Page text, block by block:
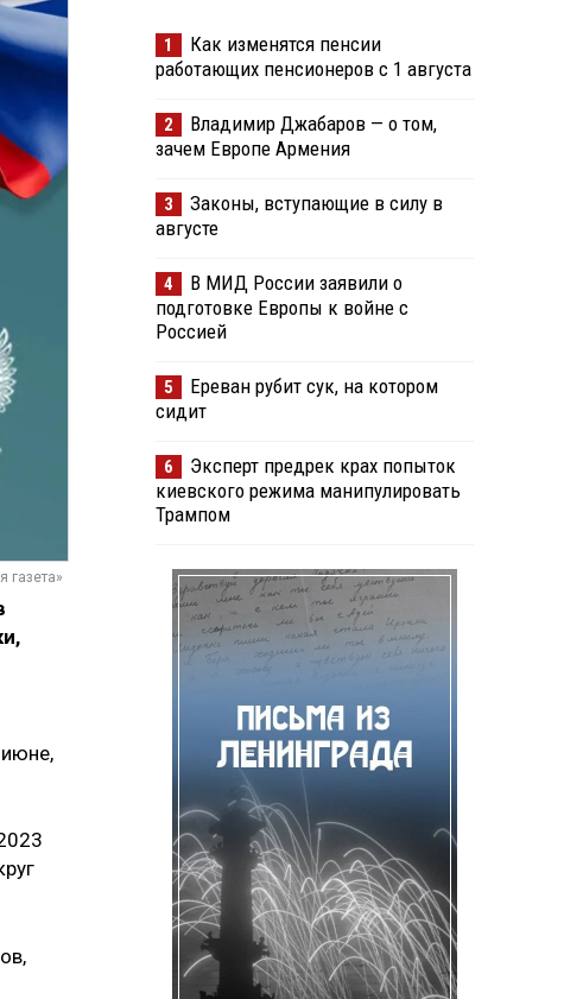
газета»
1
Как изменятся пенсии
работающих пенсионеров с 1 августа
2
Владимир Джабаров — о том,
зачем Европе Армения
3
Законы, вступающие в силу в
августе
4
В МИД России заявили о
подготовке Европы к войне с
Россией
5
Ереван рубит сук, на котором
сидит
6
Эксперт предрек крах попыток
киевского режима манипулировать
Трампом